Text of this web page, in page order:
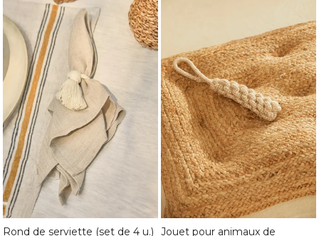
Rond de serviette (set de 4 u.)
Jouet pour animaux de